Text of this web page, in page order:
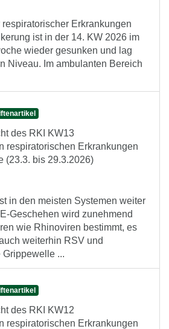
respiratorischer Erkrankungen
ist in der 14. KW 2026 im
wieder gesunken und lag
Niveau. Im ambulanten Bereich
des RKI KW13
respiratorischen Erkrankungen
(23.3. bis 29.3.2026)
in den meisten Systemen weiter
Geschehen wird zunehmend
wie Rhinoviren bestimmt, es
weiterhin RSV und
Grippewelle ...
des RKI KW12
respiratorischen Erkrankungen